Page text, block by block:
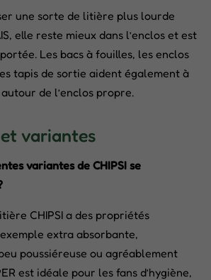
une sorte de litière plus lourde
elle reste mieux dans l’enclos et est
Les bacs à fouilles, les enclos
tapis de sortie aident également à
de l’enclos propre.
variantes
variantes de CHIPSI se
CHIPSI a des propriétés
extra absorbante,
poussiéreuse ou agréablement
est idéale pour les fans d’hygiène,